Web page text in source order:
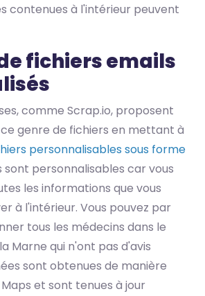
contenues à l'intérieur peuvent
fichiers emails
comme Scrap.io, proposent
genre de fichiers en mettant à
personnalisables sous forme
sont personnalisables car vous
les informations que vous
à l'intérieur. Vous pouvez par
tous les médecins dans le
Marne qui n'ont pas d'avis
sont obtenues de manière
et sont tenues à jour